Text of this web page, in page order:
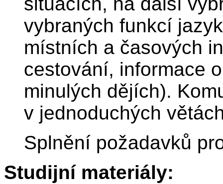
vybraných funkcí
místních a časových
cestování, informace
minulých dějích).
v jednoduchých
Splnění požadavků
Studijní materiály: